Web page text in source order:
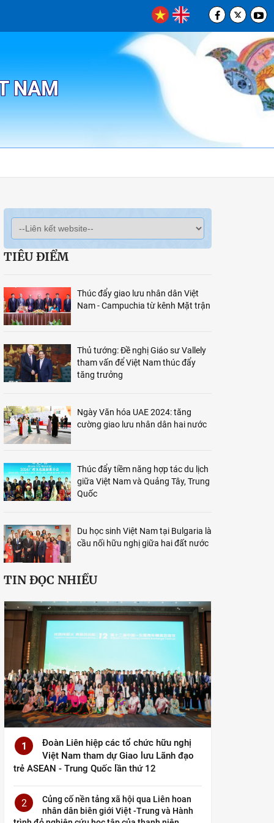
NAM
TIÊU ĐIỂM
Thúc đẩy giao lưu nhân dân Việt
Nam - Campuchia từ kênh Mặt trận
Thủ tướng: Đề nghị Giáo sư Vallely
tham vấn để Việt Nam thúc đẩy
tăng trưởng
Ngày Văn hóa UAE 2024: tăng
cường giao lưu nhân dân hai nước
Thúc đẩy tiềm năng hợp tác du lịch
giữa Việt Nam và Quảng Tây, Trung
Quốc
Du học sinh Việt Nam tại Bulgaria là
cầu nối hữu nghị giữa hai đất nước
TIN ĐỌC NHIỀU
1
Đoàn Liên hiệp các tổ chức hữu nghị
Việt Nam tham dự Giao lưu Lãnh đạo
trẻ ASEAN - Trung Quốc lần thứ 12
2
Củng cố nền tảng xã hội qua Liên hoan
nhân dân biên giới Việt -Trung và Hành